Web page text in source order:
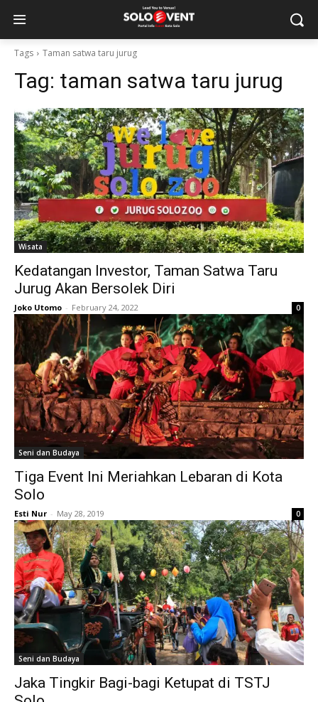
Tags Taman satwa taru jurug
Tag: taman satwa taru jurug
Wisata
Kedatangan Investor, Taman Satwa Taru
Jurug Akan Bersolek Diri
Joko Utomo - February 24, 2022 0
Seni dan Budaya
Tiga Event Ini Meriahkan Lebaran di Kota
Solo
Esti Nur - May 28, 2019 0
Seni dan Budaya
Jaka Tingkir Bagi-bagi Ketupat di TSTJ